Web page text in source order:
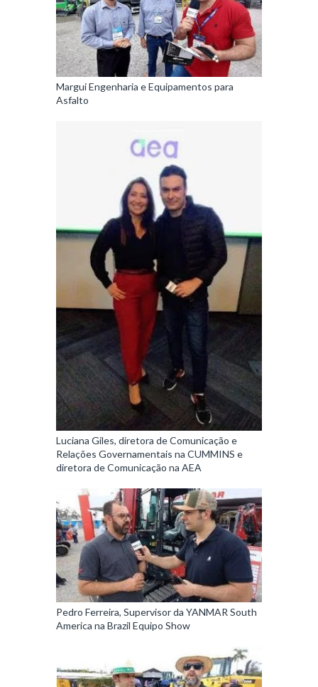
Margui Engenharia e Equipamentos para
Asfalto
Luciana Giles, diretora de Comunicação e
Relações Governamentais na CUMMINS e
diretora de Comunicação na AEA
Pedro Ferreira, Supervisor da YANMAR South
America na Brazil Equipo Show